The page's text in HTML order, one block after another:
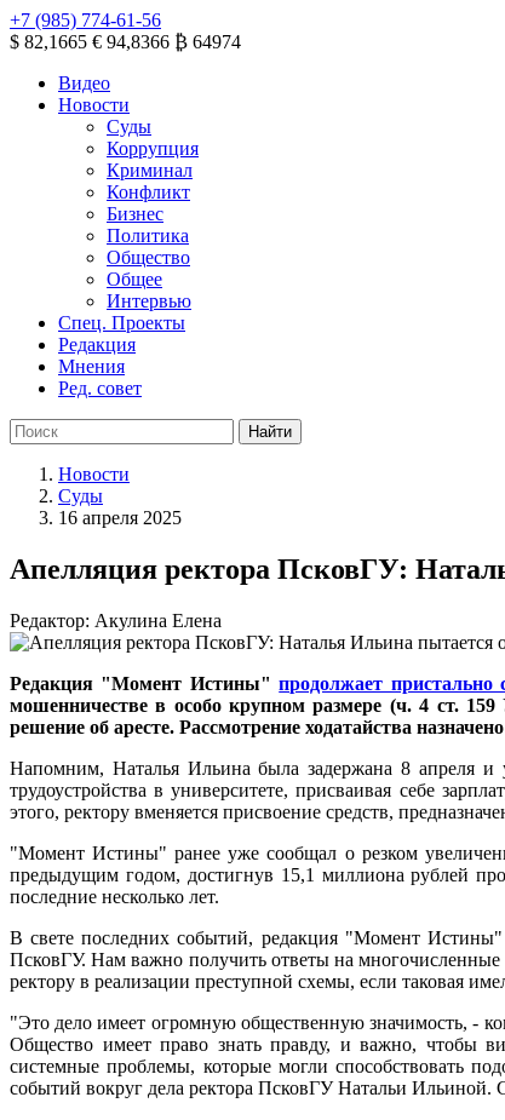
+7 (985) 774-61-56
$ 82,1665 € 94,8366 ₿ 64974
Видео
Новости
Суды
Коррупция
Криминал
Конфликт
Бизнес
Политика
Общество
Общее
Интервью
Спец. Проекты
Редакция
Мнения
Ред. совет
Новости
Суды
16 апреля 2025
Апелляция ректора ПсковГУ:
Редактор: Акулина Елена
Редакция "Момент Истины"продолжает пристально
мошенничестве в особо крупном размере (ч. 4 ст.
решение об аресте. Рассмотрение ходатайства
Напомним, Наталья Ильина была задержана 8 апреля и
трудоустройства в университете, присваивая себе
этого, ректору вменяется присвоение средств,
"Момент Истины" ранее уже сообщал о резком
предыдущим годом, достигнув 15,1 миллиона рублей
последние несколько лет.
В свете последних событий, редакция "Момент Истины"
ПсковГУ. Нам важно получить ответы на
ректору в реализации преступной схемы, если таковая
"Это дело имеет огромную общественную значимость, -
Общество имеет право знать правду, и важно, чтобы
системные проблемы, которые могли способствовать
событий вокруг дела ректора ПсковГУ Натальи Ильиной.